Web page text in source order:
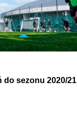
do sezonu 2020/21